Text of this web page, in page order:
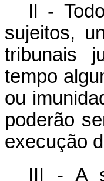
Il -
sujeitos,
tribunais
tempo
ou
poderão
execução
III - A